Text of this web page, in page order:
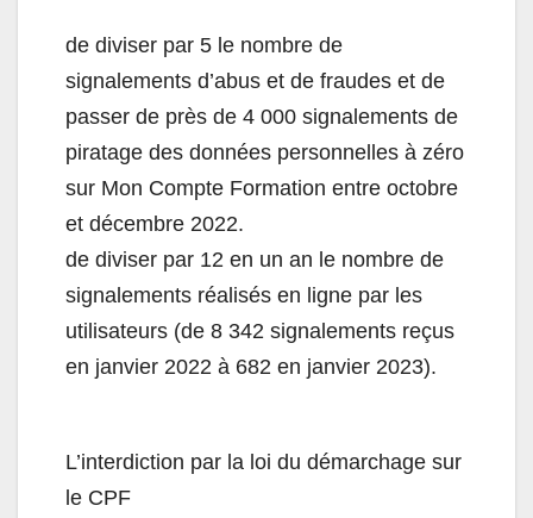
de diviser par 5 le nombre de
signalements d’abus et de fraudes et de
passer de près de 4 000 signalements de
piratage des données personnelles à zéro
sur Mon Compte Formation entre octobre
et décembre 2022.
de diviser par 12 en un an le nombre de
signalements réalisés en ligne par les
utilisateurs (de 8 342 signalements reçus
en janvier 2022 à 682 en janvier 2023).
L’interdiction par la loi du démarchage sur
le CPF